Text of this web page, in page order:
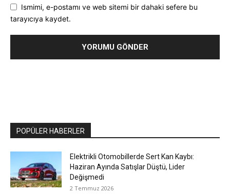
Ismimi, e-postamı ve web sitemi bir dahaki sefere bu
tarayıcıya kaydet.
POPÜLER HABERLER
Elektrikli Otomobillerde Sert Kan Kaybı:
Haziran Ayında Satışlar Düştü, Lider
Değişmedi
2 Temmuz 2026